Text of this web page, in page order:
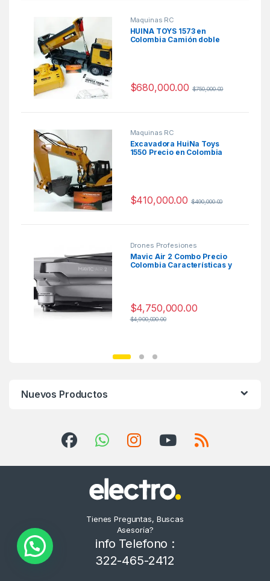
Maquinas RC
HUINA TOYS 1573 en
Colombia Camión doble
$680,000.00 $750,000.00
Maquinas RC
Excavadora HuiNa Toys
1550 Precio en Colombia
$410,000.00 $490,000.00
Drones Profesiones
Mavic Air 2 Combo Precio
Colombia Características y
$4,750,000.00
$4,900,000.00
Nuevos Productos
Tienes Preguntas, Buscas
Asesoría?
info Telefono :
322-465-2412